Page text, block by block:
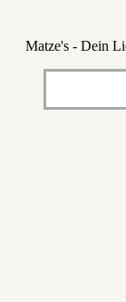
Matze's - Dein